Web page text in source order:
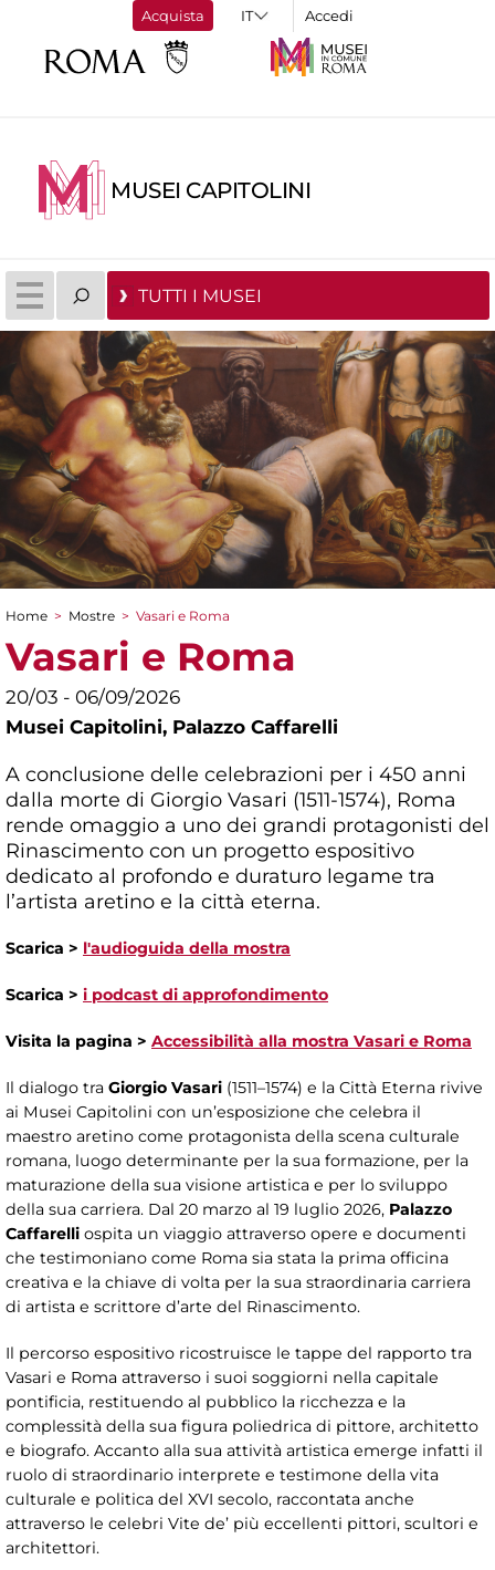
Acquista Accedi
MUSEI CAPITOLINI
TUTTI I MUSEI
Tu sei qui
Home > Mostre > Vasari e Roma
Vasari e Roma
20/03 - 06/09/2026
Musei Capitolini, Palazzo Caffarelli
A conclusione delle celebrazioni per i 450 anni
dalla morte di Giorgio Vasari (1511-1574), Roma
rende omaggio a uno dei grandi protagonisti del
Rinascimento con un progetto espositivo
dedicato al profondo e duraturo legame tra
l’artista aretino e la città eterna.
Scarica > l'audioguida della mostra
Scarica > i podcast di approfondimento
Visita la pagina > Accessibilità alla mostra Vasari e Roma
Il dialogo tra Giorgio Vasari (1511–1574) e la Città Eterna rivive
ai Musei Capitolini con un’esposizione che celebra il
maestro aretino come protagonista della scena culturale
romana, luogo determinante per la sua formazione, per la
maturazione della sua visione artistica e per lo sviluppo
della sua carriera. Dal 20 marzo al 19 luglio 2026, Palazzo
Caffarelli ospita un viaggio attraverso opere e documenti
che testimoniano come Roma sia stata la prima officina
creativa e la chiave di volta per la sua straordinaria carriera
di artista e scrittore d’arte del Rinascimento.
Il percorso espositivo ricostruisce le tappe del rapporto tra
Vasari e Roma attraverso i suoi soggiorni nella capitale
pontificia, restituendo al pubblico la ricchezza e la
complessità della sua figura poliedrica di pittore, architetto
e biografo. Accanto alla sua attività artistica emerge infatti il
ruolo di straordinario interprete e testimone della vita
culturale e politica del XVI secolo, raccontata anche
attraverso le celebri Vite de’ più eccellenti pittori, scultori e
architettori.